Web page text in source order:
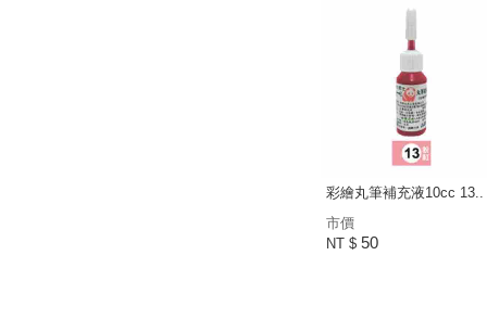
彩繪丸筆補充液10cc 13..
市價
NT $ 50